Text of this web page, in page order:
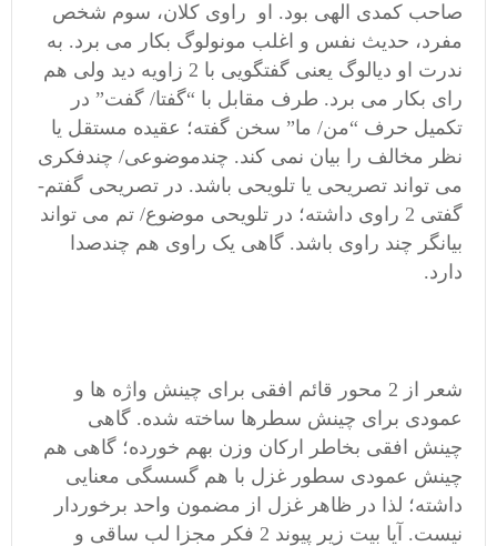
صاحب کمدی الهی بود. او راوی کلان، سوم شخص
مفرد، حدیث نفس و اغلب مونولوگ بکار می برد. به
ندرت او دیالوگ یعنی گفتگویی با 2 زاویه دید ولی هم
رای بکار می برد. طرف مقابل با “گفتا/ گفت” در
تکمیل حرف “من/ ما” سخن گفته؛ عقیده مستقل یا
نظر مخالف را بیان نمی کند. چندموضوعی/ چندفکری
می تواند تصریحی یا تلویحی باشد. در تصریحی گفتم-
گفتی 2 راوی داشته؛ در تلویحی موضوع/ تم می تواند
بیانگر چند راوی باشد. گاهی یک راوی هم چندصدا
دارد.
شعر از 2 محور قائم افقی برای چینش واژه ها و
عمودی برای چینش سطرها ساخته شده. گاهی
چینش افقی بخاطر ارکان وزن بهم خورده؛ گاهی هم
چینش عمودی سطور غزل با هم گسسگی معنایی
داشته؛ لذا در ظاهر غزل از مضمون واحد برخوردار
نیست. آیا بیت زیر پیوند 2 فکر مجزا لب ساقی و